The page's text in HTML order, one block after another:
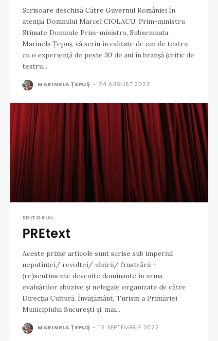
Scrisoare deschisă Către Guvernul României În
atenția Domnului Marcel CIOLACU, Prim-ministru
Stimate Domnule Prim-ministru, Subsemnata
Marinela Țepuș, vă scriu în calitate de om de teatru
cu o experiență de peste 30 de ani în branșă (critic de
teatru...
MARINELA ȚEPUȘ - 24 AUGUST 2023
EDITORIAL
PREtext
Aceste prime articole sunt scrise sub imperiul
neputinței/ revoltei/ uluirii/ frustrării –
(re)sentimente devenite dominante în urma
evaluărilor abuzive și nelegale organizate de către
Direcția Cultură, Învățământ, Turism a Primăriei
Municipiului București și, mai...
MARINELA ȚEPUȘ - 18 SEPTEMBRIE 2022